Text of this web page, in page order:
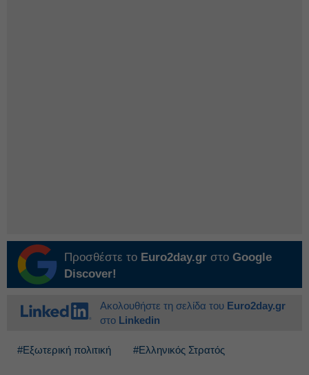
Προσθέστε το Euro2day.gr στο Google
Discover!
Ακολουθήστε τη σελίδα του Euro2day.gr
στο Linkedin
#Εξωτερική πολιτική #Ελληνικός Στρατός